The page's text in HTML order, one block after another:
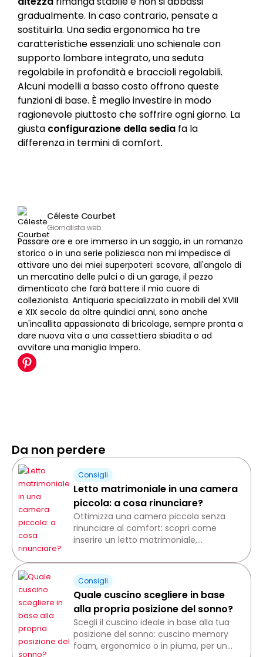
gradualmente. In caso contrario, pensate a
sostituirla. Una sedia ergonomica ha tre
caratteristiche essenziali: uno schienale con
supporto lombare integrato, una seduta
regolabile in profondità e braccioli regolabili.
Alcuni modelli a basso costo offrono queste
funzioni di base. È meglio investire in modo
ragionevole piuttosto che soffrire ogni giorno. La
giusta configurazione della sedia fa la
differenza in termini di comfort.
Céleste Courbet
Giornalista web
Passare ore e ore immerso in un saggio, in un romanzo
storico o in una serie poliziesca non mi impedisce di
attivare uno dei miei superpoteri: scovare, all'angolo di
un mercatino delle pulci o di un garage, il pezzo
dimenticato che farà battere il mio cuore di
collezionista. Antiquaria specializzato in mobili del XVIII
e XIX secolo da oltre quindici anni, sono anche
un'incallita appassionata di bricolage, sempre pronta a
dare nuova vita a una cassettiera sbiadita o ad
avvitare una maniglia Impero.
Da non perdere
Consigli
Letto matrimoniale in una camera
piccola: a cosa rinunciare?
Ottimizza una camera piccola senza
rinunciare al comfort: scopri come
inserire un letto matrimoniale,
ambiente armonioso.
Consigli
Quale cuscino scegliere in base
alla propria posizione del sonno?
Scegli il cuscino ideale in base alla tua
posizione del sonno: cuscino memory
foam, ergonomico o in piuma, per un